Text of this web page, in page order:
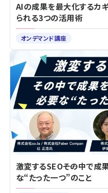
AIの成果を最大化するカ
られる3つの活用術
オンデマンド講座
激変するSEO――その中で
な“たった一つ”のこと